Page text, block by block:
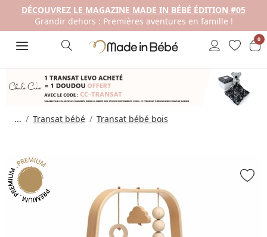
DÉCOUVREZ LE MAGAZINE MADE IN BÉBÉ ÉDITION #05
Grandir dehors : Premières aventures en famille !
0
... Transat bébé Transat bébé bois